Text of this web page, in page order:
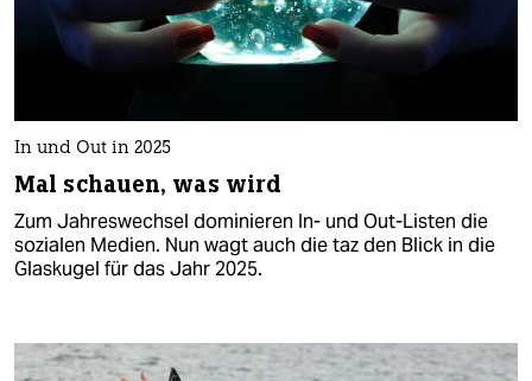
In und Out in 2025
Mal schauen, was wird
Zum Jahreswechsel dominieren In- und Out-Listen die
sozialen Medien. Nun wagt auch die taz den Blick in die
Glaskugel für das Jahr 2025.